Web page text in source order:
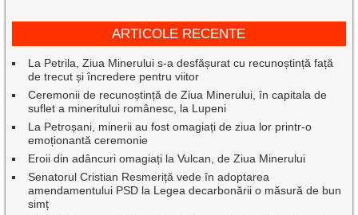
ARTICOLE RECENTE
La Petrila, Ziua Minerului s-a desfășurat cu recunoștință față
de trecut și încredere pentru viitor
Ceremonii de recunoștință de Ziua Minerului, în capitala de
suflet a mineritului românesc, la Lupeni
La Petroșani, minerii au fost omagiați de ziua lor printr-o
emoționantă ceremonie
Eroii din adâncuri omagiați la Vulcan, de Ziua Minerului
Senatorul Cristian Resmeriță vede în adoptarea
amendamentului PSD la Legea decarbonării o măsură de bun
simț